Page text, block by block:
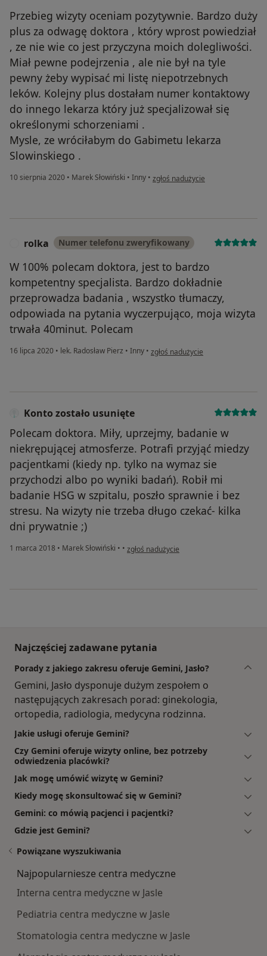
Przebieg wizyty oceniam pozytywnie. Bardzo duży
plus za odwagę doktora , który wprost powiedział
, ze nie wie co jest przyczyna moich dolegliwości.
Miał pewne podejrzenia , ale nie był na tyle
pewny żeby wypisać mi listę niepotrzebnych
leków. Kolejny plus dostałam numer kontaktowy
do innego lekarza który już specjalizował się
określonymi schorzeniami .
Mysle, ze wróciłabym do Gabimetu lekarza
Slowinskiego .
10 sierpnia 2020 • Marek Słowiński • Inny • w opinii użytkownika Gość
zgłoś nadużycie
rolka Numer telefonu zweryfikowany
W 100% polecam doktora, jest to bardzo
kompetentny specjalista. Bardzo dokładnie
przeprowadza badania , wszystko tłumaczy,
odpowiada na pytania wyczerpująco, moja wizyta
trwała 40minut. Polecam
16 lipca 2020 • lek. Radosław Pierz • Inny • w opinii użytkownika rolka
zgłoś nadużycie
Konto zostało usunięte
Polecam doktora. Miły, uprzejmy, badanie w
niekrępującej atmosferze. Potrafi przyjąć miedzy
pacjentkami (kiedy np. tylko na wymaz sie
przychodzi albo po wyniki badań). Robił mi
badanie HSG w szpitalu, poszło sprawnie i bez
stresu. Na wizyty nie trzeba długo czekać- kilka
dni prywatnie ;)
1 marca 2018 • Marek Słowiński • • w opinii użytkownika Konto zostało
zgłoś nadużycie
Najczęściej zadawane pytania
Porady z jakiego zakresu oferuje Gemini, Jasło?
Gemini, Jasło dysponuje dużym zespołem o
następujących zakresach porad: ginekologia,
ortopedia, radiologia, medycyna rodzinna.
Jakie usługi oferuje Gemini?
Czy Gemini oferuje wizyty online, bez potrzeby
odwiedzenia placówki?
Jak mogę umówić wizytę w Gemini?
Kiedy mogę skonsultować się w Gemini?
Gemini: co mówią pacjenci i pacjentki?
Gdzie jest Gemini?
Powiązane wyszukiwania
Najpopularniesze centra medyczne
Interna centra medyczne w Jasle
Pediatria centra medyczne w Jasle
Stomatologia centra medyczne w Jasle